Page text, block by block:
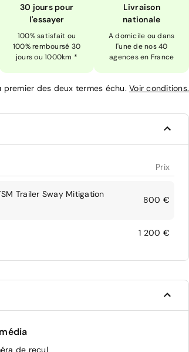
30 jours pour
l'essayer
100% satisfait ou
100% remboursé 30
jours ou 1000km *
Livraison
nationale
A domicile ou dans
l'une de nos 40
agences en France
premier des deux termes échu. Voir conditions.
Prix
Trailer Sway Mitigation
800 €
1 200 €
de recul